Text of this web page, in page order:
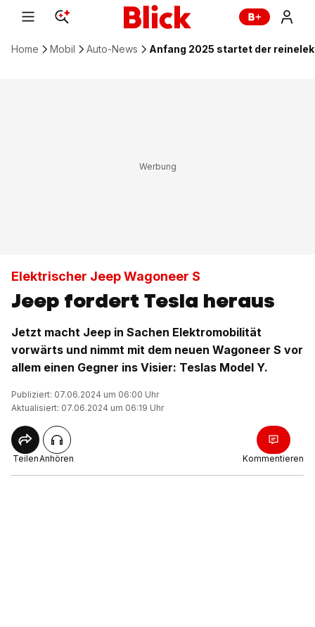
Home Mobil Auto-News Anfang 2025 startet der
Elektrischer Jeep Wagoneer S
Jeep fordert Tesla heraus
Jetzt macht Jeep in Sachen Elektromobilität
vorwärts und nimmt mit dem neuen Wagoneer S vor
allem einen Gegner ins Visier: Teslas Model Y.
Publiziert: 07.06.2024 um 06:00 Uhr
Aktualisiert: 07.06.2024 um 06:19 Uhr
TeilenAnhören Kommentieren